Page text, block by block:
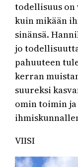
todellisuus on
kuin mikään
sinänsä.
jo
pahuuteen
kerran
suureksi
omin toimin
VIISI